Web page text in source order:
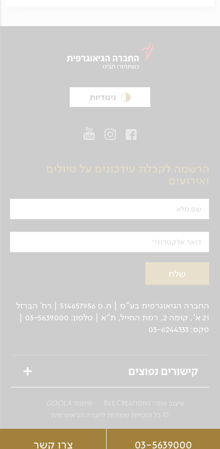
ניגודיות
הרשמה לקבלת עידכונים על טיולים
ואירועים
שם מלא
דואר אלקטרוני
החברה הגיאוגרפית בע"מ | ח.פ 514657956 | רח’ הברזל
21 א', קומה 2, רמת החייל, ת“א | טלפון: 03-5639000 |
פקס: 03-6244333
קישורים נפוצים
שייט גיאוגרפי
03-5639000 צרו קשר